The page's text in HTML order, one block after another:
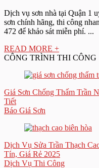
Dịch vụ sơn nhà tại Quận 1
sơn chính hãng, thi công
472 để khảo sát miễn phí. ...
READ MORE +
CÔNG TRÌNH THI CÔNG
Giá Sơn Chống Thấm Trần
Tiết
Báo Giá Sơn
Dịch Vụ Sửa Trần Thạch
Tín, Giá Rẻ 2025
Dịch Vụ Thi Công